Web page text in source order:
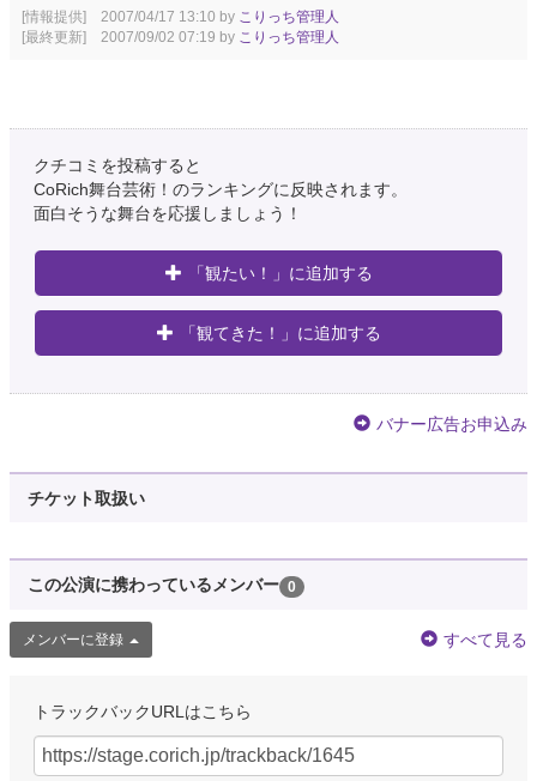
[情報提供] 2007/04/17 13:10 by こりっち管理人
[最終更新] 2007/09/02 07:19 by こりっち管理人
クチコミを投稿すると
CoRich舞台芸術！のランキングに反映されます。
面白そうな舞台を応援しましょう！
「観たい！」に追加する
「観てきた！」に追加する
バナー広告お申込み
チケット取扱い
この公演に携わっているメンバー 0
メンバーに登録 すべて見る
トラックバックURLはこちら